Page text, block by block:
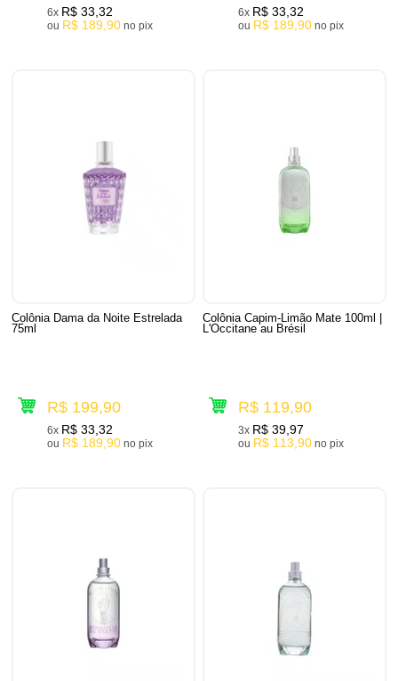
6x R$ 33,32
ou R$ 189,90 no pix
6x R$ 33,32
ou R$ 189,90 no pix
Colônia Dama da Noite Estrelada
75ml
R$ 199,90
6x R$ 33,32
ou R$ 189,90 no pix
Colônia Capim-Limão Mate 100ml |
L'Occitane au Brésil
R$ 119,90
3x R$ 39,97
ou R$ 113,90 no pix